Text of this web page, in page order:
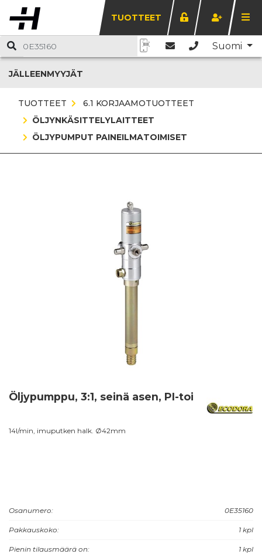
TUOTTEET
Suomi
JÄLLEENMYYJÄT
TUOTTEET
6.1 KORJAAMOTUOTTEET
ÖLJYNKÄSITTELYLAITTEET
ÖLJYPUMPUT PAINEILMATOIMISET
Öljypumppu, 3:1, seinä asen, PI-toi
14l/min, imuputken halk. Ø42mm
Osanumero: 0E35160
Pakkauskoko: 1 kpl
Pienin tilausmäärä on: 1 kpl